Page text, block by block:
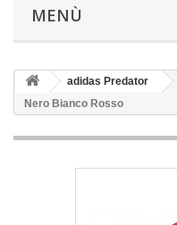
MENÙ
adidas Predator
Nero Bianco Rosso